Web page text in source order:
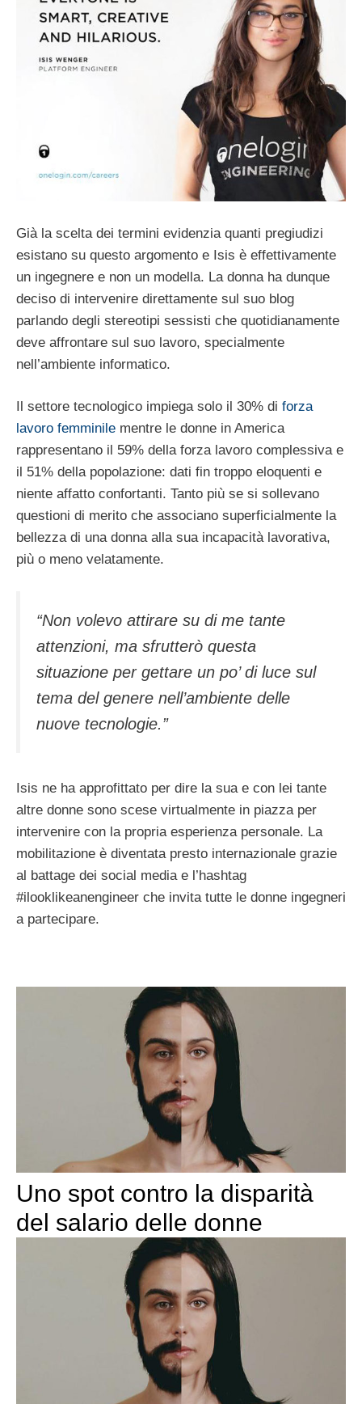
Già la scelta dei termini evidenzia quanti pregiudizi
esistano su questo argomento e Isis è effettivamente
un ingegnere e non un modella. La donna ha dunque
deciso di intervenire direttamente sul suo blog
parlando degli stereotipi sessisti che quotidianamente
deve affrontare sul suo lavoro, specialmente
nell’ambiente informatico.
Il settore tecnologico impiega solo il 30% di forza
lavoro femminile mentre le donne in America
rappresentano il 59% della forza lavoro complessiva e
il 51% della popolazione: dati fin troppo eloquenti e
niente affatto confortanti. Tanto più se si sollevano
questioni di merito che associano superficialmente la
bellezza di una donna alla sua incapacità lavorativa,
più o meno velatamente.
“Non volevo attirare su di me tante
attenzioni, ma sfrutterò questa
situazione per gettare un po’ di luce sul
tema del genere nell’ambiente delle
nuove tecnologie.”
Isis ne ha approfittato per dire la sua e con lei tante
altre donne sono scese virtualmente in piazza per
intervenire con la propria esperienza personale. La
mobilitazione è diventata presto internazionale grazie
al battage dei social media e l’hashtag
#ilooklikeanengineer che invita tutte le donne ingegneri
a partecipare.
Uno spot contro la disparità
del salario delle donne